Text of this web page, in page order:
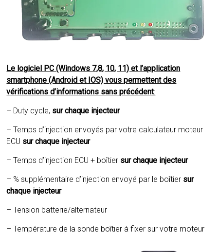
Le logiciel PC (Windows 7,8, 10, 11) et l’application
smartphone (Android et IOS) vous permettent des
vérifications d’informations sans précédent:
– Duty cycle, sur chaque injecteur
– Temps d’injection envoyés par votre calculateur moteur
ECU sur chaque injecteur
– Temps d’injection ECU + boîtier sur chaque injecteur
– % supplémentaire d’injection envoyé par le boîtier sur
chaque injecteur
– Tension batterie/alternateur
– Température de la sonde boîtier à fixer sur votre moteur